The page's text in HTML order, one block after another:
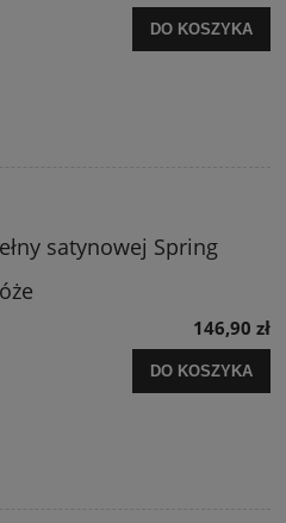
DO KOSZYKA
satynowej Spring
146,90 zł
DO KOSZYKA